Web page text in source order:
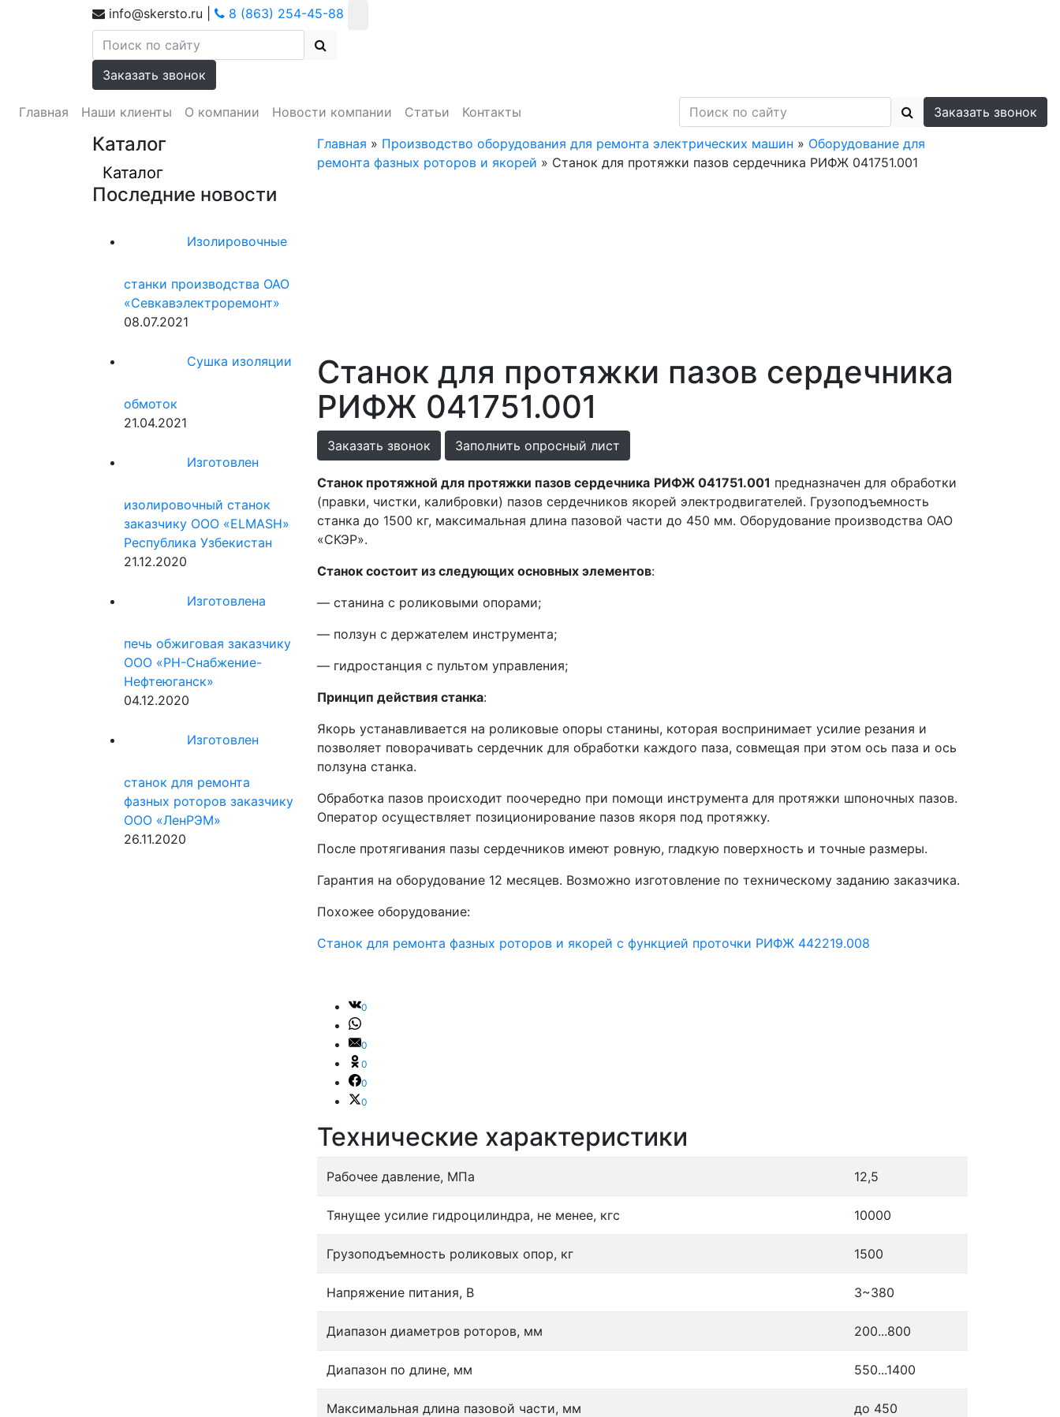
info@skersto.ru 8 (863) 254-45-88
Заказать звонок
Главная Наши клиенты О компании Новости компании Статьи Контакты Заказать звонок
Каталог
Каталог
Последние новости
Изолировочные
станки производства ОАО
«Севкавэлектроремонт»
08.07.2021
Сушка изоляции
обмоток
21.04.2021
Изготовлен
изолировочный станок
заказчику ООО «ELMASH»
Республика Узбекистан
21.12.2020
Изготовлена
печь обжиговая заказчику
ООО «РН-Снабжение-
Нефтеюганск»
04.12.2020
Изготовлен
станок для ремонта
фазных роторов заказчику
ООО «ЛенРЭМ»
26.11.2020
Главная » Производство оборудования для ремонта электрических машин » Оборудование для
ремонта фазных роторов и якорей » Станок для протяжки пазов сердечника РИФЖ 041751.001
Станок для протяжки пазов сердечника
РИФЖ 041751.001
Заказать звонок Заполнить опросный лист
Станок протяжной для протяжки пазов сердечника РИФЖ 041751.001 предназначен для обработки
(правки, чистки, калибровки) пазов сердечников якорей электродвигателей. Грузоподъемность
станка до 1500 кг, максимальная длина пазовой части до 450 мм. Оборудование производства ОАО
«СКЭР».
Станок состоит из следующих основных элементов:
— станина с роликовыми опорами;
— ползун с держателем инструмента;
— гидростанция с пультом управления;
Принцип действия станка:
Якорь устанавливается на роликовые опоры станины, которая воспринимает усилие резания и
позволяет поворачивать сердечник для обработки каждого паза, совмещая при этом ось паза и ось
ползуна станка.
Обработка пазов происходит поочередно при помощи инструмента для протяжки шпоночных пазов.
Оператор осуществляет позиционирование пазов якоря под протяжку.
После протягивания пазы сердечников имеют ровную, гладкую поверхность и точные размеры.
Гарантия на оборудование 12 месяцев. Возможно изготовление по техническому заданию заказчика.
Похожее оборудование:
Станок для ремонта фазных роторов и якорей с функцией проточки РИФЖ 442219.008
0
0
0
0
0
Технические характеристики
Рабочее давление, МПа 12,5
Тянущее усилие гидроцилиндра, не менее, кгс 10000
Грузоподъемность роликовых опор, кг 1500
Напряжение питания, В 3~380
Диапазон диаметров роторов, мм 200...800
Диапазон по длине, мм 550...1400
Максимальная длина пазовой части, мм до 450